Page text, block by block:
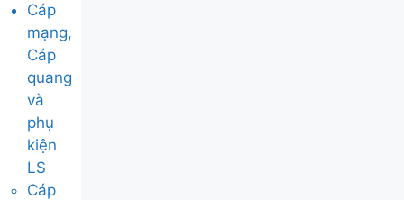
Cáp
mạng,
Cáp
quang
và
phụ
kiện
LS
Cáp